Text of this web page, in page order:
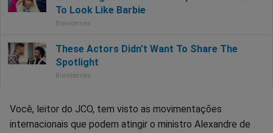
Você, leitor do JCO, tem visto as movimentações
internacionais que podem atingir o ministro Alexandre de